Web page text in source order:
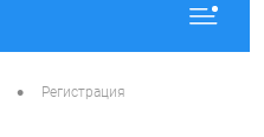
• Регистрация